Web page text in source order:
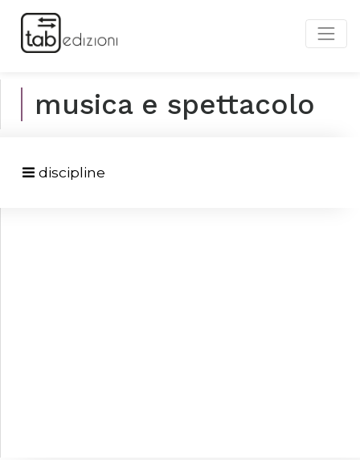
musica e spettacolo
discipline